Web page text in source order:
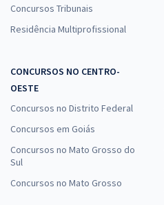
Concursos Tribunais
Residência Multiprofissional
CONCURSOS NO CENTRO-
OESTE
Concursos no Distrito Federal
Concursos em Goiás
Concursos no Mato Grosso do
Sul
Concursos no Mato Grosso